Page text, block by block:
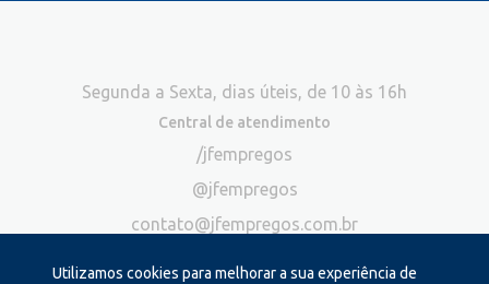
Utilizamos cookies para melhorar a sua experiência de
Segunda a Sexta, dias úteis, de 10 às 16h
Central de atendimento
/jfempregos
@jfempregos
contato@jfempregos.com.br